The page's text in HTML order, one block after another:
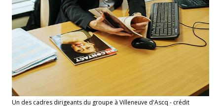
Un des cadres dirigeants du groupe à Villeneuve d'Ascq - crédit